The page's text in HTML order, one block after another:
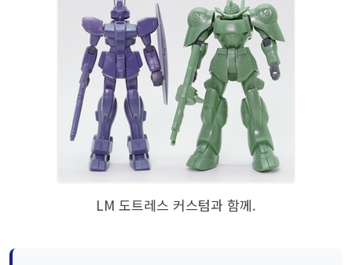
LM 도트레스 커스텀과 함께.